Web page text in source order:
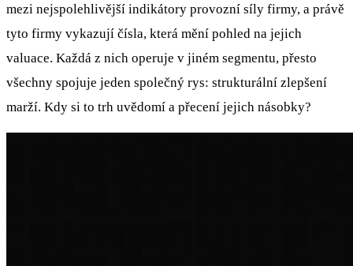
mezi nejspolehlivější indikátory provozní síly firmy, a právě
tyto firmy vykazují čísla, která mění pohled na jejich
valuace. Každá z nich operuje v jiném segmentu, přesto
všechny spojuje jeden společný rys: strukturální zlepšení
marží. Kdy si to trh uvědomí a přecení jejich násobky?